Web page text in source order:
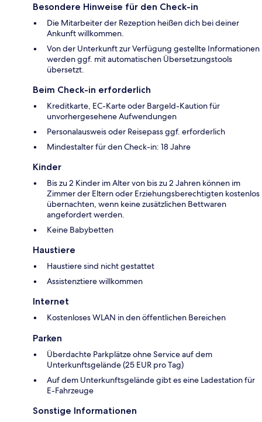
Besondere Hinweise für den Check-in
Die Mitarbeiter der Rezeption heißen dich bei deiner
Ankunft willkommen.
Von der Unterkunft zur Verfügung gestellte Informationen
werden ggf. mit automatischen Übersetzungstools
übersetzt.
Beim Check-in erforderlich
Kreditkarte, EC-Karte oder Bargeld-Kaution für
unvorhergesehene Aufwendungen
Personalausweis oder Reisepass ggf. erforderlich
Mindestalter für den Check-in: 18 Jahre
Kinder
Bis zu 2 Kinder im Alter von bis zu 2 Jahren können im
Zimmer der Eltern oder Erziehungsberechtigten kostenlos
übernachten, wenn keine zusätzlichen Bettwaren
angefordert werden.
Keine Babybetten
Haustiere
Haustiere sind nicht gestattet
Assistenztiere willkommen
Internet
Kostenloses WLAN in den öffentlichen Bereichen
Parken
Überdachte Parkplätze ohne Service auf dem
Unterkunftsgelände (25 EUR pro Tag)
Auf dem Unterkunftsgelände gibt es eine Ladestation für
E-Fahrzeuge
Sonstige Informationen